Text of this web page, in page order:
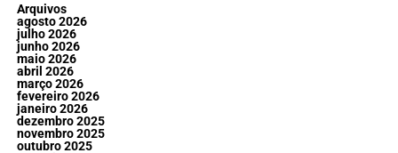
Arquivos
agosto 2026
julho 2026
junho 2026
maio 2026
abril 2026
março 2026
fevereiro 2026
janeiro 2026
dezembro 2025
novembro 2025
outubro 2025